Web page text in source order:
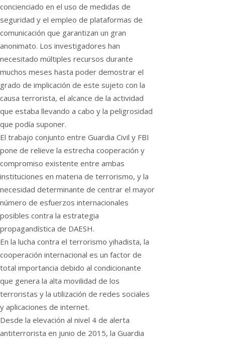
concienciado en el uso de medidas de
seguridad y el empleo de plataformas de
comunicación que garantizan un gran
anonimato. Los investigadores han
necesitado múltiples recursos durante
muchos meses hasta poder demostrar el
grado de implicación de este sujeto con la
causa terrorista, el alcance de la actividad
que estaba llevando a cabo y la peligrosidad
que podía suponer.
El trabajo conjunto entre Guardia Civil y FBI
pone de relieve la estrecha cooperación y
compromiso existente entre ambas
instituciones en materia de terrorismo, y la
necesidad determinante de centrar el mayor
número de esfuerzos internacionales
posibles contra la estrategia
propagandística de DAESH.
En la lucha contra el terrorismo yihadista, la
cooperación internacional es un factor de
total importancia debido al condicionante
que genera la alta movilidad de los
terroristas y la utilización de redes sociales
y aplicaciones de internet.
Desde la elevación al nivel 4 de alerta
antiterrorista en junio de 2015, la Guardia